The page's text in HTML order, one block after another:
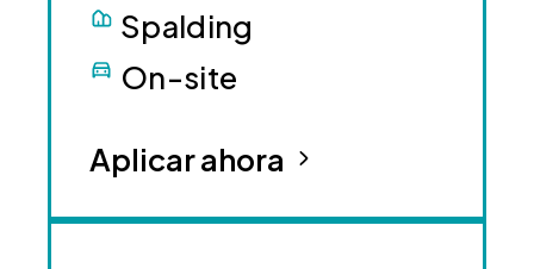
Spalding
On-site
Aplicar ahora